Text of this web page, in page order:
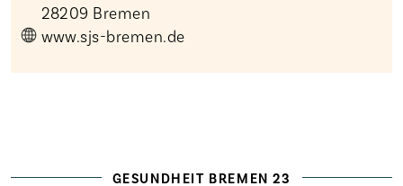
28209 Bremen
www.sjs-bremen.de
GESUNDHEIT BREMEN 23
Magazin